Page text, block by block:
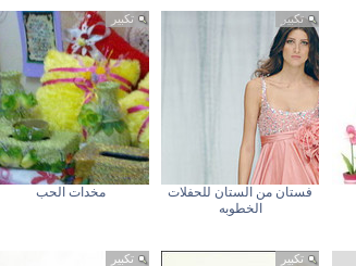
تكبير
فستان من الستان للحفلات
الخطوبه
تكبير
مخدات الحب
تكبير تكبير